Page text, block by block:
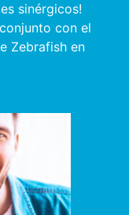
sinérgicos!
con el
Zebrafish en